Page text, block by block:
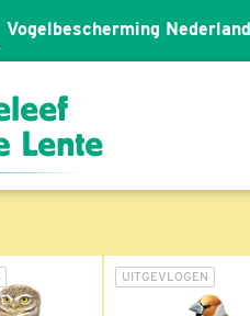
Vogelbescherming Nederland
UITGEVLOGEN